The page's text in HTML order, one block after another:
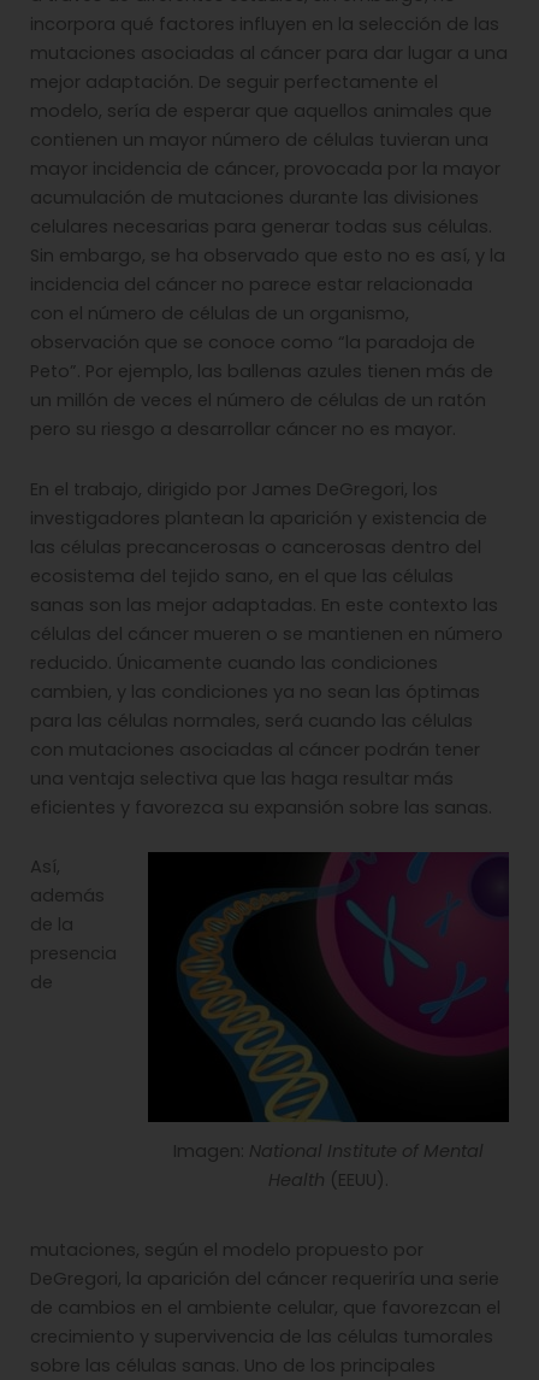
incorpora qué factores influyen en la selección de las
mutaciones asociadas al cáncer para dar lugar a una
mejor adaptación. De seguir perfectamente el
modelo, sería de esperar que aquellos animales que
contienen un mayor número de células tuvieran una
mayor incidencia de cáncer, provocada por la mayor
acumulación de mutaciones durante las divisiones
celulares necesarias para generar todas sus células.
Sin embargo, se ha observado que esto no es así, y la
incidencia del cáncer no parece estar relacionada
con el número de células de un organismo,
observación que se conoce como “la paradoja de
Peto”. Por ejemplo, las ballenas azules tienen más de
un millón de veces el número de células de un ratón
pero su riesgo a desarrollar cáncer no es mayor.
En el trabajo, dirigido por James DeGregori, los
investigadores plantean la aparición y existencia de
las células precancerosas o cancerosas dentro del
ecosistema del tejido sano, en el que las células
sanas son las mejor adaptadas. En este contexto las
células del cáncer mueren o se mantienen en número
reducido. Únicamente cuando las condiciones
cambien, y las condiciones ya no sean las óptimas
para las células normales, será cuando las células
con mutaciones asociadas al cáncer podrán tener
una ventaja selectiva que las haga resultar más
eficientes y favorezca su expansión sobre las sanas.
Imagen: National Institute of Mental
Health (EEUU).
Así,
además
de la
presencia
de
mutaciones, según el modelo propuesto por
DeGregori, la aparición del cáncer requeriría una serie
de cambios en el ambiente celular, que favorezcan el
crecimiento y supervivencia de las células tumorales
sobre las células sanas. Uno de los principales